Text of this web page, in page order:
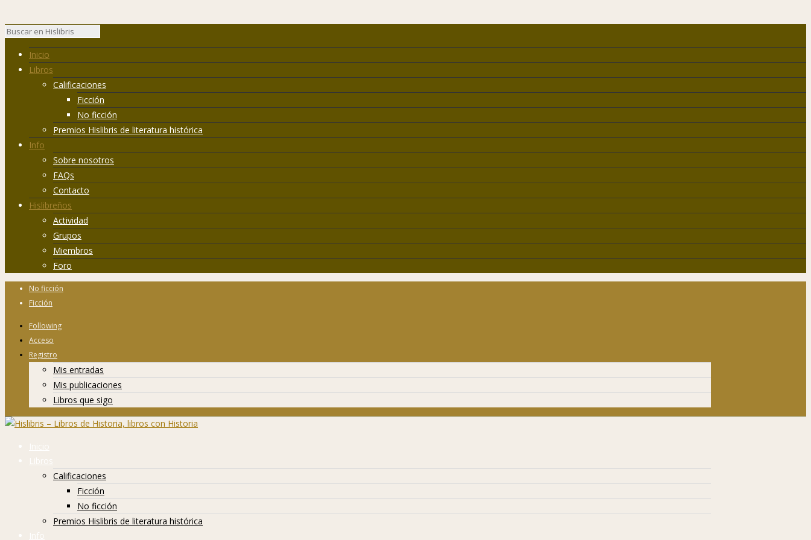
Inicio
Libros
Calificaciones
Ficción
No ficción
Premios Hislibris de literatura histórica
Info
Sobre nosotros
FAQs
Contacto
Hislibreños
Actividad
Grupos
Miembros
Foro
No ficción
Ficción
Following
Acceso
Registro
Mis entradas
Mis publicaciones
Libros que sigo
Inicio
Libros
Calificaciones
Ficción
No ficción
Premios Hislibris de literatura histórica
Info